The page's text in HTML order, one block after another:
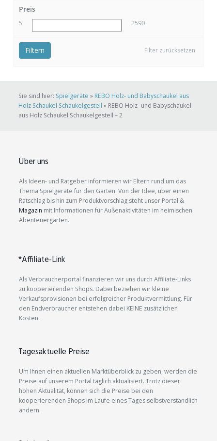
Preis
5 2590
Filter zurücksetzen
Filtern
Sie sind hier: Spielgeräte » REBO Holz- und Babyschaukel aus
Holz Schaukel Schaukelgestell » REBO Holz- und Babyschaukel
aus Holz Schaukel Schaukelgestell – 2
Über uns
Als Ideen- und Ratgeber informieren wir Eltern rund um das
Thema Spielgeräte für den Garten. Von der Idee, über einen
Ratschlag bis hin zum Produktvorschlag steht unser Portal &
Magazin mit Informationen für Außenaktivitäten im heimischen
Abenteuergarten.
*Affiliate-Link
Als Verbraucherportal finanzieren wir uns durch Affiliate-Links
zu kooperierenden Shops. Dabei beziehen wir kleine
Verkaufsprovisionen bei erfolgreicher Produktvermittlung. Für
den Endverbraucher entstehen dabei KEINE zusätzlichen
Kosten.
Tagesaktuelle Preise
Um Ihnen einen aktuellen Marktüberblick zu geben, werden die
Preise auf unserem Portal täglich aktualisiert. Trotz dieser
hohen Aktualität, können sich die Preise bei den
kooperierenden Shops im Laufe eines Tages selbstverständlich
ändern.